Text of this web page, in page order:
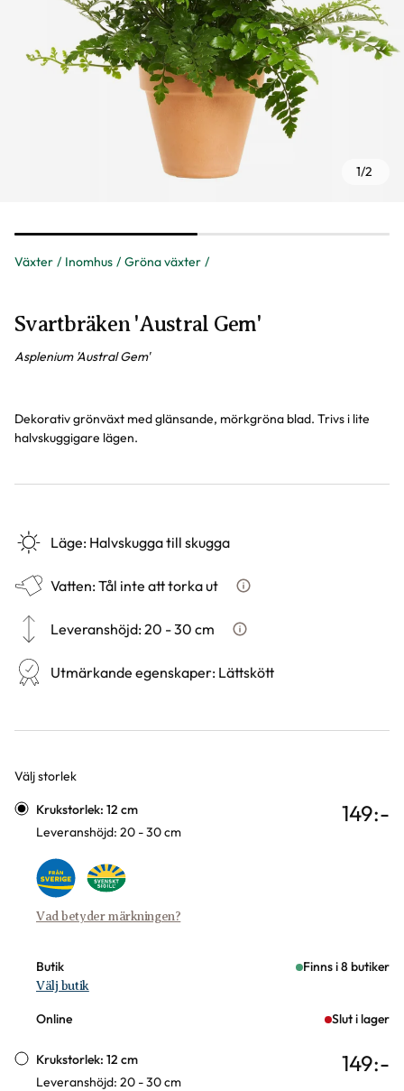
Växter Inomhus Gröna växter
1/2
Svartbräken 'Austral Gem'
Asplenium 'Austral Gem'
Dekorativ grönväxt med glänsande, mörkgröna blad. Trivs i lite
halvskuggigare lägen.
Läge: Halvskugga till skugga
Vatten:Tål inte att torka ut Hur ska du vattna växten?
Leveranshöjd:20 - 30 cm Hur vi mäter leveranshöjd på
Utmärkande egenskaper: Lättskött
Välj storlek
Varianter
Krukstorlek: 12 cm
Leveranshöjd: 20 - 30 cm
Vad betyder märkningen?
149:-
Butik Finns i 8 butiker
Välj butik
Online Slut i lager
Krukstorlek: 12 cm
Leveranshöjd: 20 - 30 cm
149:-